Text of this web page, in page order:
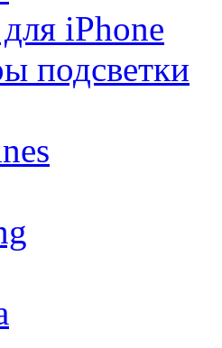
iPhone
подсветки